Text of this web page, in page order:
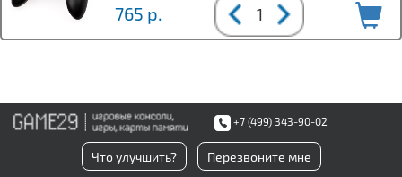
765 р.
+7 (499) 343-90-02
Что улучшить? Перезвоните мне